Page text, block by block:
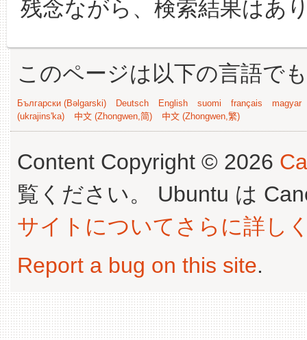
残念ながら、検索結果はあ
このページは以下の言語で
Български (Bəlgarski) Deutsch English suomi français
magyar
(ukrajins'ka)
中文 (Zhongwen,简) 中文 (Zhongwen,繁)
Content Copyright © 2026
覧ください。 Ubuntu は
サイトについてさらに詳し
Report a bug on this site.